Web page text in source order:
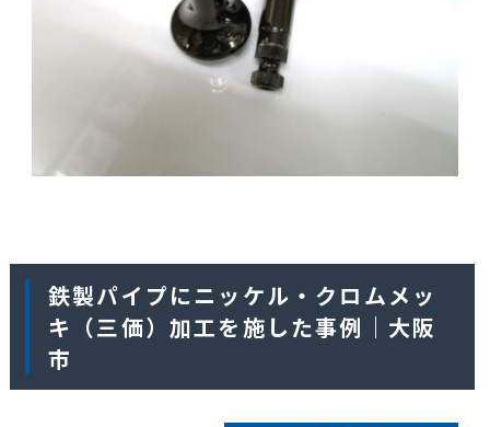
鉄製パイプにニッケル・クロムメッ
キ（三価）加工を施した事例｜大阪
市